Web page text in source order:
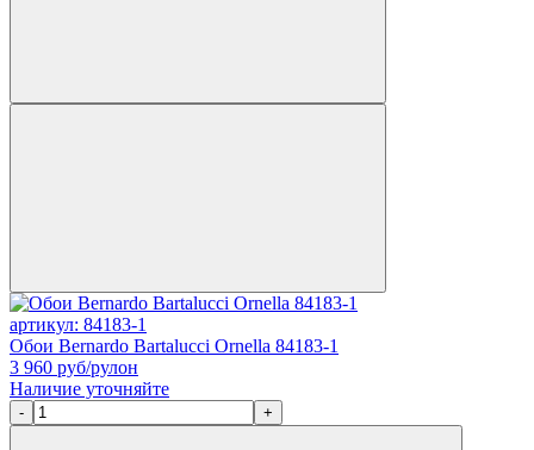
артикул: 84183-1
Обои Bernardo Bartalucci Ornella 84183-1
3 960 руб/рулон
Наличие уточняйте
- +